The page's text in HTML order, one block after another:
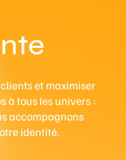
et maximiser
à tous les univers :
accompagnons
identité.